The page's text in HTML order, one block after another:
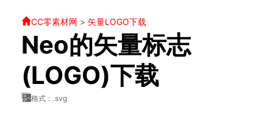
CC零素材网 > 矢量LOGO下载
Neo的矢量标志
(LOGO)下载
格式：.svg